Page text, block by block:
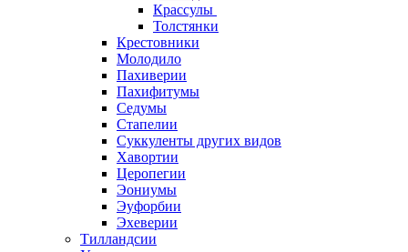
Крассулы
Толстянки
Крестовники
Молодило
Пахиверии
Пахифитумы
Седумы
Стапелии
Суккуленты других видов
Хавортии
Церопегии
Эониумы
Эуфорбии
Эхеверии
Тилландсии